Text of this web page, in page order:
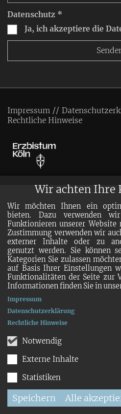
Wir achten Ihre
Wir möchten Ihnen ein
bieten. Dazu verwenden
Funktionieren unserer
Zustimmung verwenden wir
externer Inhalte oder zu
genutzt werden. Sie können
Kategorien Sie zulassen
auf Basis Ihrer Einstellungen
Funktionalitäten der Seite zur
Informationen finden Sie in
Notwendig
Externe Inhalte
Statistiken
Speichern Alle
Impressum
Datenschutzerklärung
Rechtliche Hinweise
Datenschutz *
Ja, ich akzeptiere die
Impressum
Rechtliche Hinweise